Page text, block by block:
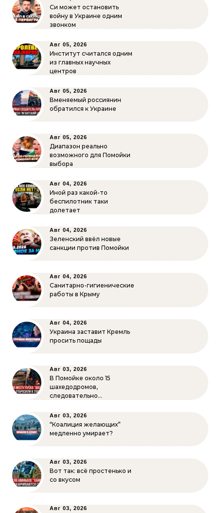
Си может остановить
войну в Украине одним
звонком
Авг 05, 2026
Институт считался одним
из главных научных
центров
Авг 05, 2026
Вменяемый россиянин
обратился к Украине
Авг 05, 2026
Диапазон реально
возможного для Помойки
выбора
Авг 04, 2026
Иной раз какой-то
беспилотник таки
долетает
Авг 04, 2026
Зеленский ввёл новые
санкции против Помойки
Авг 04, 2026
Санитарно-гигиенические
работы в Крыму
Авг 04, 2026
Украина заставит Кремль
просить пощады
Авг 03, 2026
В Помойке около 15
шахедодромов,
следовательно…
Авг 03, 2026
“Коалиция желающих”
медленно умирает?
Авг 03, 2026
Вот так: всё простенько и
со вкусом
Авг 03, 2026